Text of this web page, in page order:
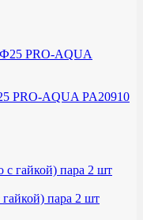
PRO-AQUA PA20910
пара 2 шт